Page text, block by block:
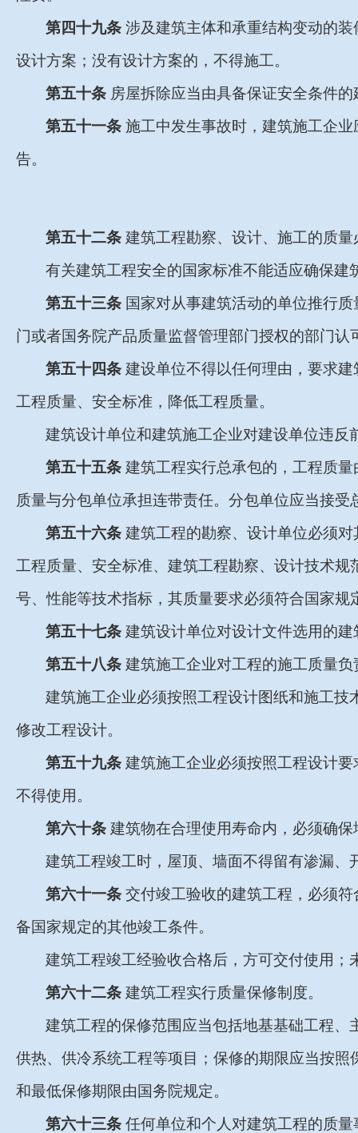
第四十九条 涉及建筑主体和承重结构变动的
设计方案；没有设计方案的，不得施工。
第五十条 房屋拆除应当由具备保证安全条件
第五十一条 施工中发生事故时，建筑施工企
告。
第五十二条 建筑工程勘察、设计、施工的质
有关建筑工程安全的国家标准不能适应确保建
第五十三条 国家对从事建筑活动的单位推行
门或者国务院产品质量监督管理部门授权的部门
第五十四条 建设单位不得以任何理由，要求
工程质量、安全标准，降低工程质量。
建筑设计单位和建筑施工企业对建设单位违
第五十五条 建筑工程实行总承包的，工程质
质量与分包单位承担连带责任。分包单位应当接受
第五十六条 建筑工程的勘察、设计单位必须
工程质量、安全标准、建筑工程勘察、设计技术
号、性能等技术指标，其质量要求必须符合国家规
第五十七条 建筑设计单位对设计文件选用的
第五十八条 建筑施工企业对工程的施工质量负
建筑施工企业必须按照工程设计图纸和施工
修改工程设计。
第五十九条 建筑施工企业必须按照工程设计
不得使用。
第六十条 建筑物在合理使用寿命内，必须确
建筑工程竣工时，屋顶、墙面不得留有渗漏
第六十一条 交付竣工验收的建筑工程，必须
备国家规定的其他竣工条件。
建筑工程竣工经验收合格后，方可交付使用
第六十二条 建筑工程实行质量保修制度。
建筑工程的保修范围应当包括地基基础工程
供热、供冷系统工程等项目；保修的期限应当按
和最低保修期限由国务院规定。
第六十三条 任何单位和个人对建筑工程的质